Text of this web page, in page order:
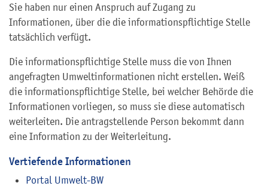
Sie haben nur einen Anspruch auf Zugang zu
Informationen, über die die informationspflichtige Stelle
tatsächlich verfügt.
Die informationspflichtige Stelle muss die von Ihnen
angefragten Umweltinformationen nicht erstellen. Weiß
die informationspflichtige Stelle, bei welcher Behörde die
Informationen vorliegen, so muss sie diese automatisch
weiterleiten. Die antragstellende Person bekommt dann
eine Information zu der Weiterleitung.
Vertiefende Informationen
Portal Umwelt-BW